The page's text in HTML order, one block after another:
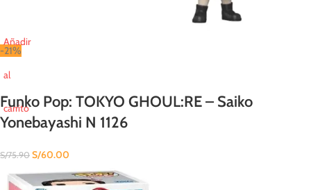
-21%
Añadir
al
carrito
Funko Pop: TOKYO GHOUL:RE – Saiko
Yonebayashi N 1126
S/75.90 S/60.00